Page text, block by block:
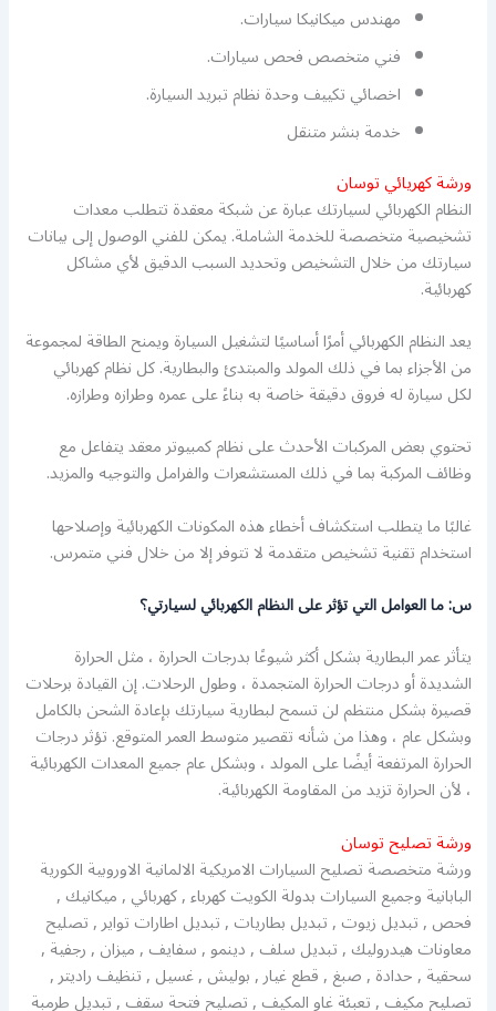
مهندس ميكانيكا سيارات.
فني متخصص فحص سيارات.
اخصائي تكييف وحدة نظام تبريد السيارة.
خدمة بنشر متنقل
ورشة كهريائي توسان
النظام الكهربائي لسيارتك عبارة عن شبكة معقدة تتطلب معدات
تشخيصية متخصصة للخدمة الشاملة. يمكن للفني الوصول إلى بيانات
سيارتك من خلال التشخيص وتحديد السبب الدقيق لأي مشاكل
كهربائية.
يعد النظام الكهربائي أمرًا أساسيًا لتشغيل السيارة ويمنح الطاقة لمجموعة
من الأجزاء بما في ذلك المولد والمبتدئ والبطارية. كل نظام كهربائي
لكل سيارة له فروق دقيقة خاصة به بناءً على عمره وطرازه وطرازه.
تحتوي بعض المركبات الأحدث على نظام كمبيوتر معقد يتفاعل مع
وظائف المركبة بما في ذلك المستشعرات والفرامل والتوجيه والمزيد.
غالبًا ما يتطلب استكشاف أخطاء هذه المكونات الكهربائية وإصلاحها
استخدام تقنية تشخيص متقدمة لا تتوفر إلا من خلال فني متمرس.
س: ما العوامل التي تؤثر على النظام الكهربائي لسيارتي؟
يتأثر عمر البطارية بشكل أكثر شيوعًا بدرجات الحرارة ، مثل الحرارة
الشديدة أو درجات الحرارة المتجمدة ، وطول الرحلات. إن القيادة برحلات
قصيرة بشكل منتظم لن تسمح لبطارية سيارتك بإعادة الشحن بالكامل
وبشكل عام ، وهذا من شأنه تقصير متوسط ​​العمر المتوقع. تؤثر درجات
الحرارة المرتفعة أيضًا على المولد ، وبشكل عام جميع المعدات الكهربائية
، لأن الحرارة تزيد من المقاومة الكهربائية.
ورشة تصليح توسان
ورشة متخصصة تصليح السيارات الامريكية الالمانية الاوروبية الكورية
البابانية وجميع السيارات بدولة الكويت كهرباء , كهربائي , ميكانيك ,
فحص , تبديل زيوت , تبديل بطاريات , تبديل اطارات تواير , تصليح
معاونات هيدروليك , تبديل سلف , دينمو , سفايف , ميزان , رجفية ,
سحقية , حدادة , صبغ , قطع غيار , بوليش , غسيل , تنظيف راديتر ,
تصليح مكيف , تعبئة غاو المكيف , تصليح فتحة سقف , تبديل طرمبة